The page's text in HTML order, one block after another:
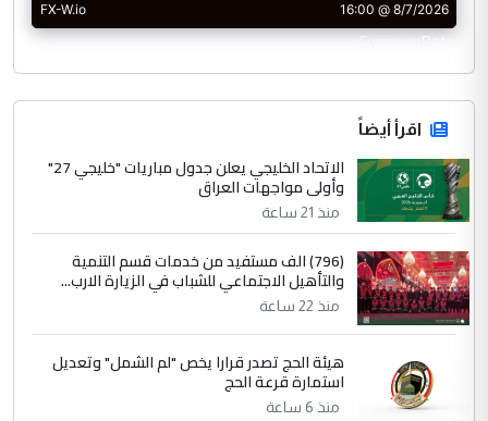
CurrencyRate
اقرأ أيضاً
الاتحاد الخليجي يعلن جدول مباريات "خليجي 27"
وأولى مواجهات العراق
منذ 21 ساعة
(796) الف مستفيد من خدمات قسم التنمية
والتأهيل الاجتماعي للشباب في الزيارة الارب...
منذ 22 ساعة
هيئة الحج تصدر قرارا يخص "لم الشمل" وتعديل
استمارة قرعة الحج
منذ 6 ساعة